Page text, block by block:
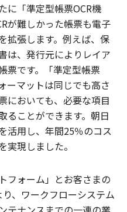
に「準定型帳票OCR機
が難しかった帳票も電子
拡張します。例えば、保
は、発行元によりレイア
票です。「準定型帳票
ーマットは同じでも高さ
においても、必要な項目
ることができます。朝日
活用し、年間25％のコス
実現しました。
フォーム」とお客さまの
、ワークフローシステム